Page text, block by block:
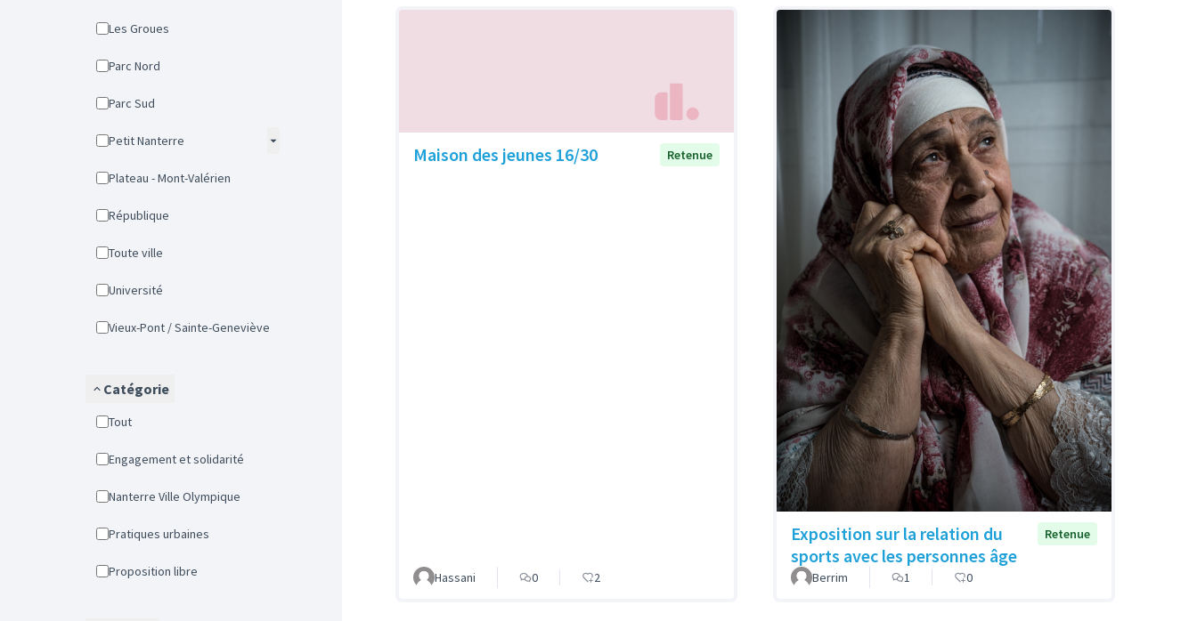
Les Groues
Parc Nord
Parc Sud
Petit Nanterre
Plateau - Mont-Valérien
République
Toute ville
Université
Vieux-Pont / Sainte-Geneviève
Catégorie
Tout
Engagement et solidarité
Nanterre Ville Olympique
Pratiques urbaines
Proposition libre
Maison des jeunes 16/30 Retenue
Hassani 0 2
Exposition sur la relation du
sports avec les personnes âge
Retenue
Berrim 1 0